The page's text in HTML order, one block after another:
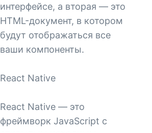
интерфейсе, а вторая — это
HTML-документ, в котором
будут отображаться все
ваши компоненты.
React Native
React Native — это
фреймворк JavaScript с